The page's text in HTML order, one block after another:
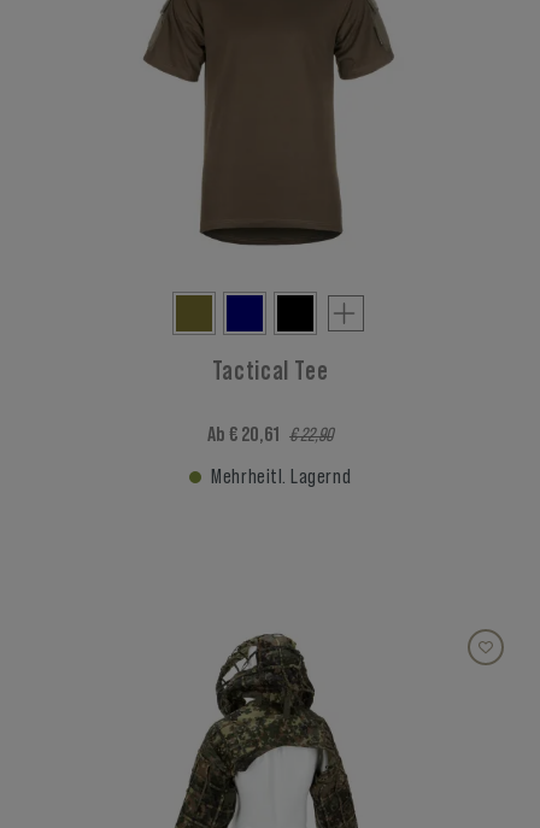
Tactical Tee
Ab € 20,61 € 22,90
Mehrheitl. Lagernd